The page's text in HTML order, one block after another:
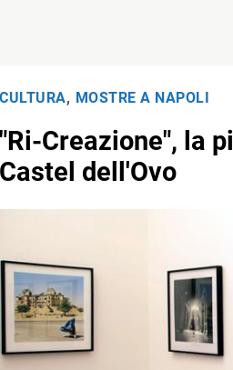
CULTURA, MOSTRE A NAPOLI
"Ri-Creazione", la
Castel dell'Ovo